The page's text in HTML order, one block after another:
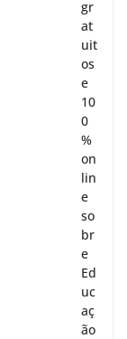
gr
at
uit
os
e
10
0
%
on
lin
e
so
br
e
Ed
uc
aç
ão